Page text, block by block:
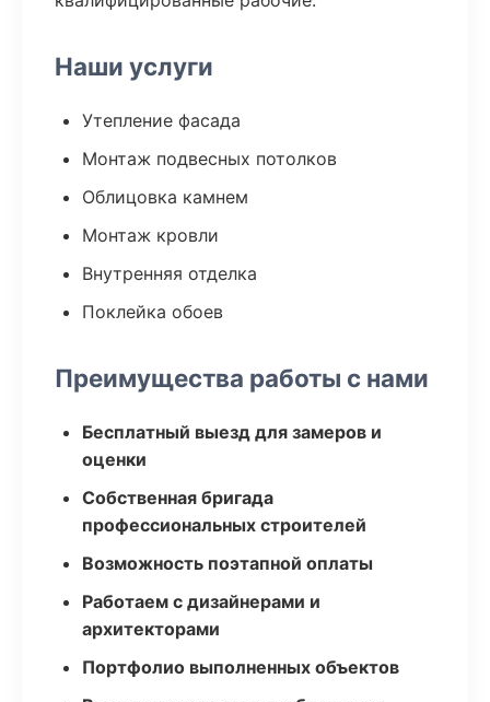
Наши услуги
Утепление фасада
Монтаж подвесных потолков
Облицовка камнем
Монтаж кровли
Внутренняя отделка
Поклейка обоев
Преимущества работы с нами
Бесплатный выезд для замеров и
оценки
Собственная бригада
профессиональных строителей
Возможность поэтапной оплаты
Работаем с дизайнерами и
архитекторами
Портфолио выполненных объектов